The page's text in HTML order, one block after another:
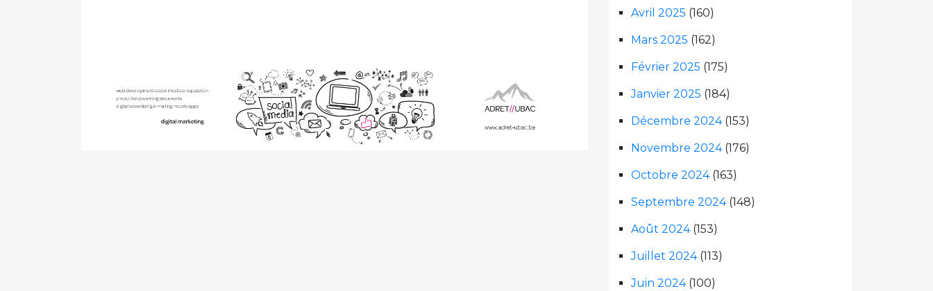
Avril 2025 (160)
Mars 2025 (162)
Février 2025 (175)
Janvier 2025 (184)
Décembre 2024(153)
Novembre 2024(176)
Octobre 2024(163)
Septembre 2024(148)
Août 2024(153)
Juillet 2024(113)
Juin 2024(100)